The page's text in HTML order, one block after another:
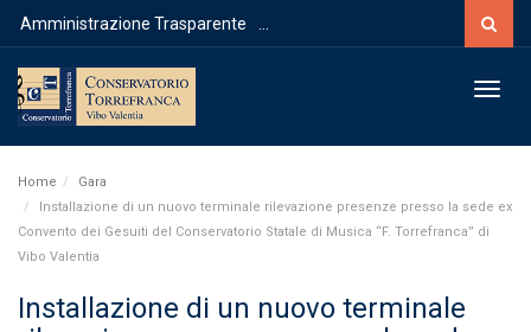
Cerca
Amministrazione Trasparente
Home
Gara
Installazione di un nuovo terminale rilevazione presenze presso la sede ex
Convento dei Gesuiti del Conservatorio Statale di Musica “F. Torrefranca” di
Vibo Valentia
Installazione di un nuovo terminale